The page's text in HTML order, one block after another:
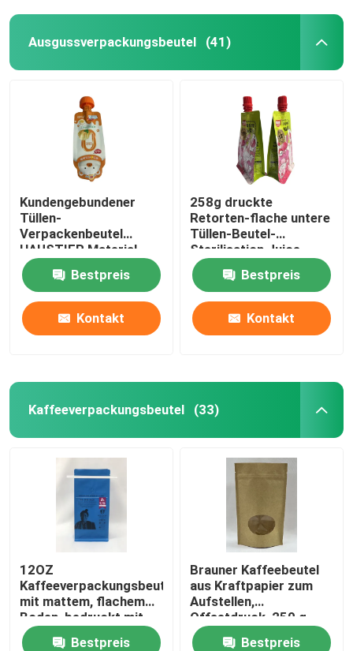
Ausgussverpackungsbeutel (41)
Kundengebundener
Tüllen-
Verpackenbeutel
HAUSTIER Material-
Stand herauf Tüllen-
Tasche Bestpreis
Kontakt
258g druckte
Retorten-flache untere
Tüllen-Beutel-
Sterilisation Juice
Packaging Pouch
Bestpreis
Kontakt
Kaffeeverpackungsbeutel (33)
12OZ
Kaffeeverpackungsbeutel
mit mattem, flachem
Boden, bedruckt mit
Blechband
Bestpreis
Brauner Kaffeebeutel
aus Kraftpapier zum
Aufstellen,
Offsetdruck, 250 g
Kaffeebeutel
Bestpreis